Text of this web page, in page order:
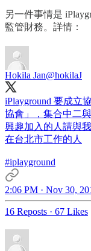
另一件事情是
監管財務。詳情：
Hokila Jan@hokilaJ
iPlayground 要成立
協會」，集合中二
興趣加入的人請與
在台北市工作的人
#iplayground
2:06 PM · Nov 30,
16 Reposts · 67 Likes